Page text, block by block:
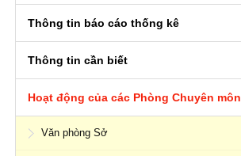
Thông tin báo cáo thống kê
Thông tin cần biết
Hoạt động của các Phòng Chuyên môn
Văn phòng Sở